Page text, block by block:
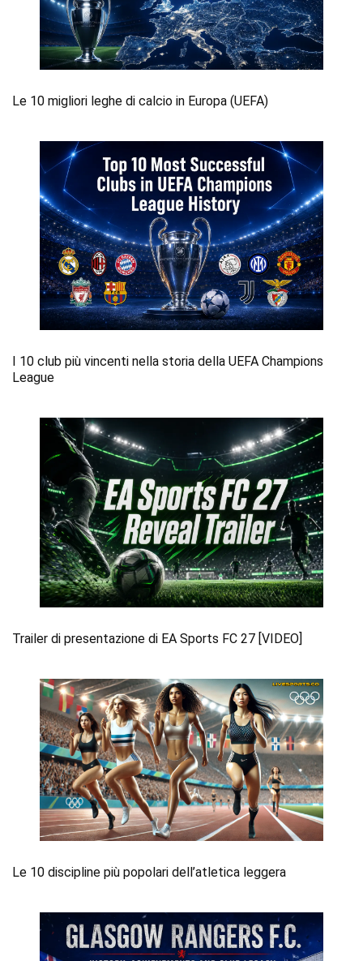
Le 10 migliori leghe di calcio in Europa (UEFA)
I 10 club più vincenti nella storia della UEFA Champions
League
Trailer di presentazione di EA Sports FC 27 [VIDEO]
Le 10 discipline più popolari dell’atletica leggera